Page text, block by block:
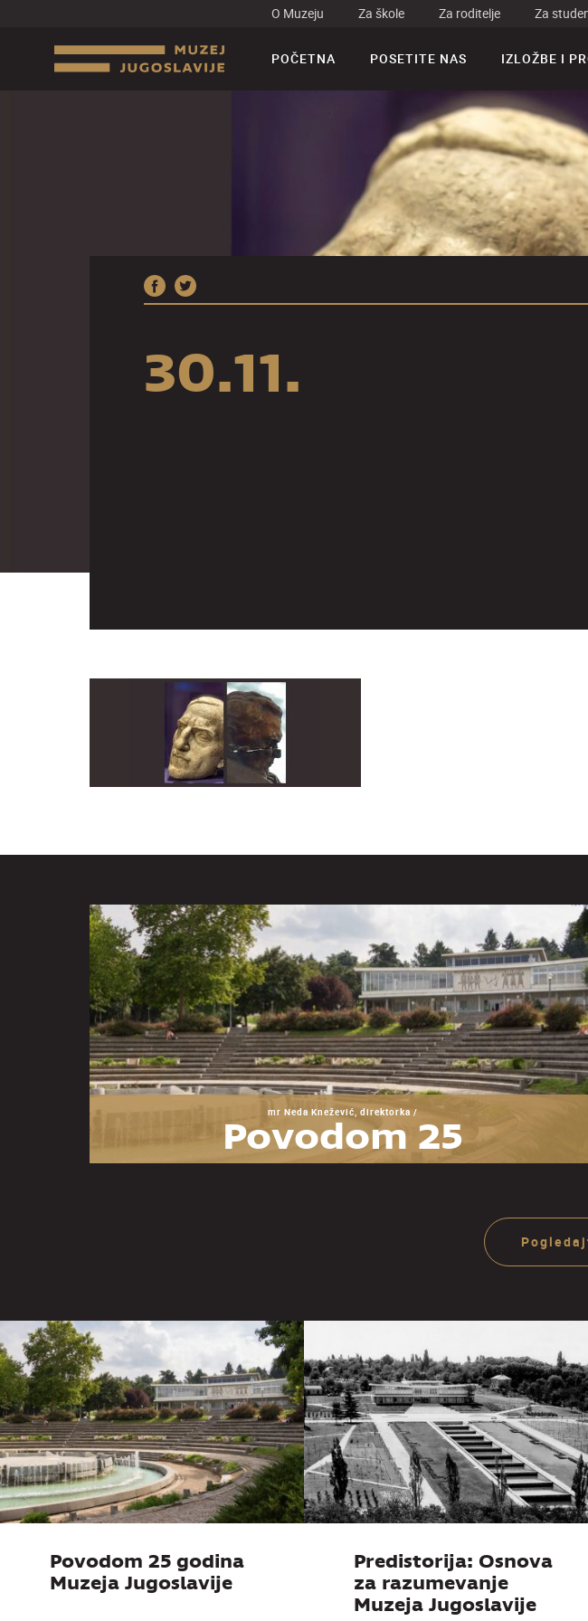
O Muzeju Za škole Za roditelje Za
POČETNA POSETITE NAS IZLOŽBE I
30.11.
mr Neda Knežević, direktorka /
Povodom 25
godina Muzeja
Povodom 25 godina
Muzeja Jugoslavije
Predistorija: Osnova
za razumevanje
Muzeja Jugoslavije